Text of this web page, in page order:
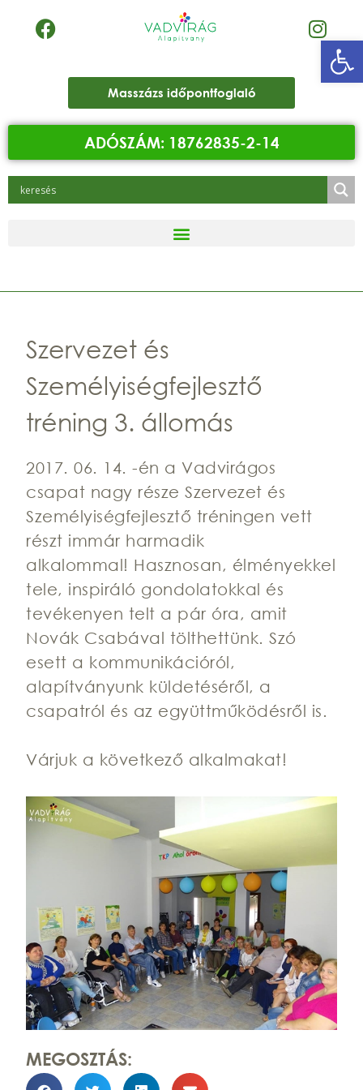
Masszázs időpontfoglaló
ADÓSZÁM: 18762835-2-14
Szervezet és
Személyiségfejlesztő
tréning 3. állomás
2017. 06. 14. -én a Vadvirágos
csapat nagy része Szervezet és
Személyiségfejlesztő tréningen vett
részt immár harmadik
alkalommal! Hasznosan, élményekkel
tele, inspiráló gondolatokkal és
tevékenyen telt a pár óra, amit
Novák Csabával tölthettünk. Szó
esett a kommunikációról,
alapítványunk küldetéséről, a
csapatról és az együttműködésről is.
Várjuk a következő alkalmakat!
MEGOSZTÁS: